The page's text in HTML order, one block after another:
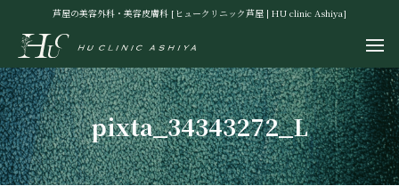
芦屋の美容外科・美容皮膚科 [ヒュークリニック芦屋 | HU clinic Ashiya]
pixta_34343272_L